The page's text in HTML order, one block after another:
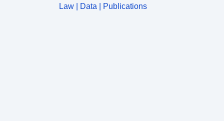
Law | Data | Publications